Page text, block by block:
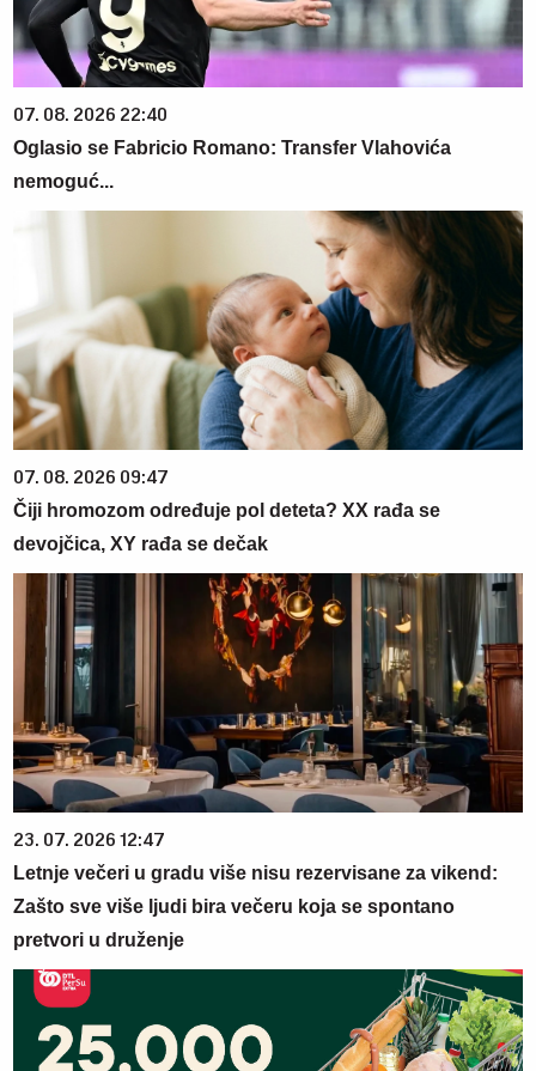
07. 08. 2026 22:40
Oglasio se Fabricio Romano: Transfer Vlahovića
nemoguć...
07. 08. 2026 09:47
Čiji hromozom određuje pol deteta? XX rađa se
devojčica, XY rađa se dečak
23. 07. 2026 12:47
Letnje večeri u gradu više nisu rezervisane za vikend:
Zašto sve više ljudi bira večeru koja se spontano
pretvori u druženje